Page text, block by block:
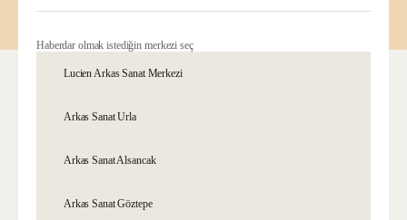
Haberdar olmak istediğin merkezi seç
Lucien Arkas Sanat Merkezi
Arkas Sanat Urla
Arkas Sanat Alsancak
Arkas Sanat Göztepe